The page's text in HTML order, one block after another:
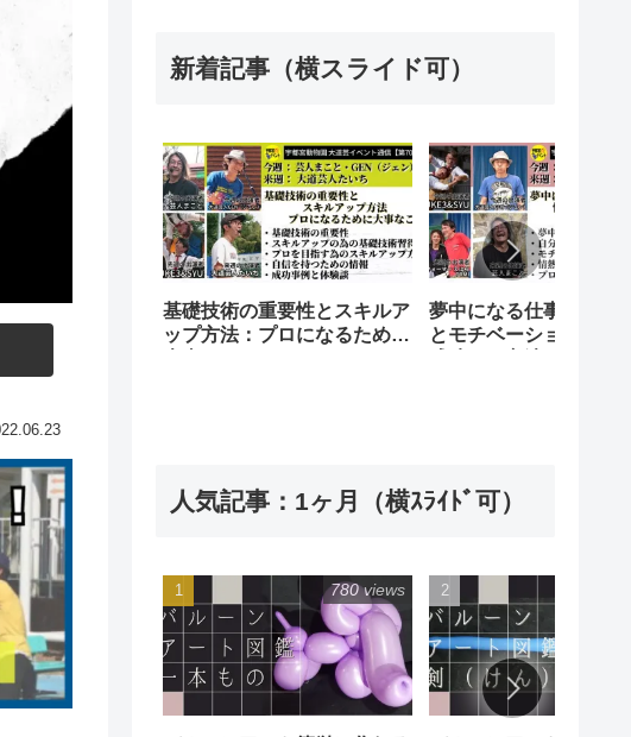
新着記事（横スライド可）
基礎技術の重要性とスキルア
ップ方法：プロになるために
夢中になる仕事を発見
とモチベーションをア
人気記事：1ヶ月（横ｽﾗｲﾄﾞ可）
780 views